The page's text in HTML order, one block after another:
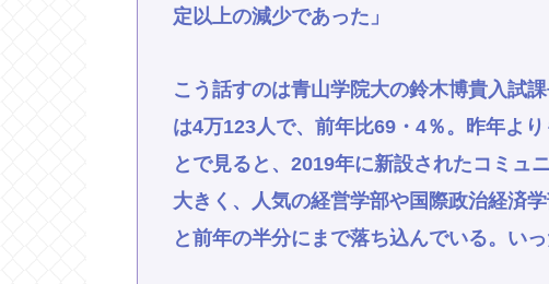
定以上の減少であった」
こう話すのは青山学院大の鈴木博貴入試
は4万123人で、前年比69・4％。昨年よ
とで見ると、2019年に新設されたコミュ
大きく、人気の経営学部や国際政治経済
と前年の半分にまで落ち込んでいる。い